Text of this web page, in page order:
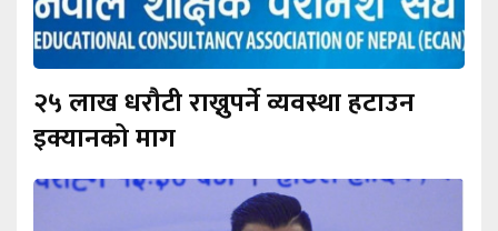
२५ लाख धरौटी राख्नुपर्ने व्यवस्था हटाउन
इक्यानको माग